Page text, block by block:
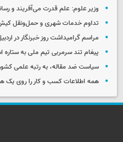
وزیر علوم: علم قدرت می‌آفریند و
تداوم خدمات شهری و حمل‌ونقل
مراسم گرامیداشت روز خبرنگار در
پیغام تند سرمربی تیم ملی به ستاره
سیاست ضد مقاله، به رتبه علمی
همه اطلاعات کسب‌ و کار را روی یک